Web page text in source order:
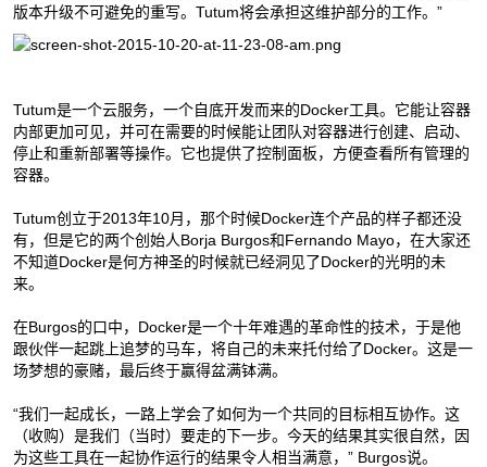
版本升级不可避免的重写。Tutum将会承担这维护部分的工作。”
Tutum是一个云服务，一个自底开发而来的Docker工具。它能让容器
内部更加可见，并可在需要的时候能让团队对容器进行创建、启动、
停止和重新部署等操作。它也提供了控制面板，方便查看所有管理的
容器。
Tutum创立于2013年10月，那个时候Docker连个产品的样子都还没
有，但是它的两个创始人Borja Burgos和Fernando Mayo，在大家还
不知道Docker是何方神圣的时候就已经洞见了Docker的光明的未
来。
在Burgos的口中，Docker是一个十年难遇的革命性的技术，于是他
跟伙伴一起跳上追梦的马车，将自己的未来托付给了Docker。这是一
场梦想的豪赌，最后终于赢得盆满钵满。
“我们一起成长，一路上学会了如何为一个共同的目标相互协作。这
（收购）是我们（当时）要走的下一步。今天的结果其实很自然，因
为这些工具在一起协作运行的结果令人相当满意，” Burgos说。